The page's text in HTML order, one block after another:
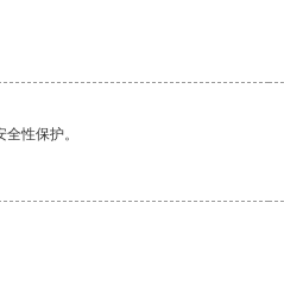
性保护。